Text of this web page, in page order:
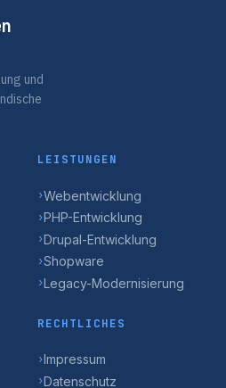
und
LEISTUNGEN
›Webentwicklung
›PHP-Entwicklung
›Drupal-Entwicklung
›Shopware
›Legacy-Modernisierung
RECHTLICHES
›Impressum
›Datenschutz